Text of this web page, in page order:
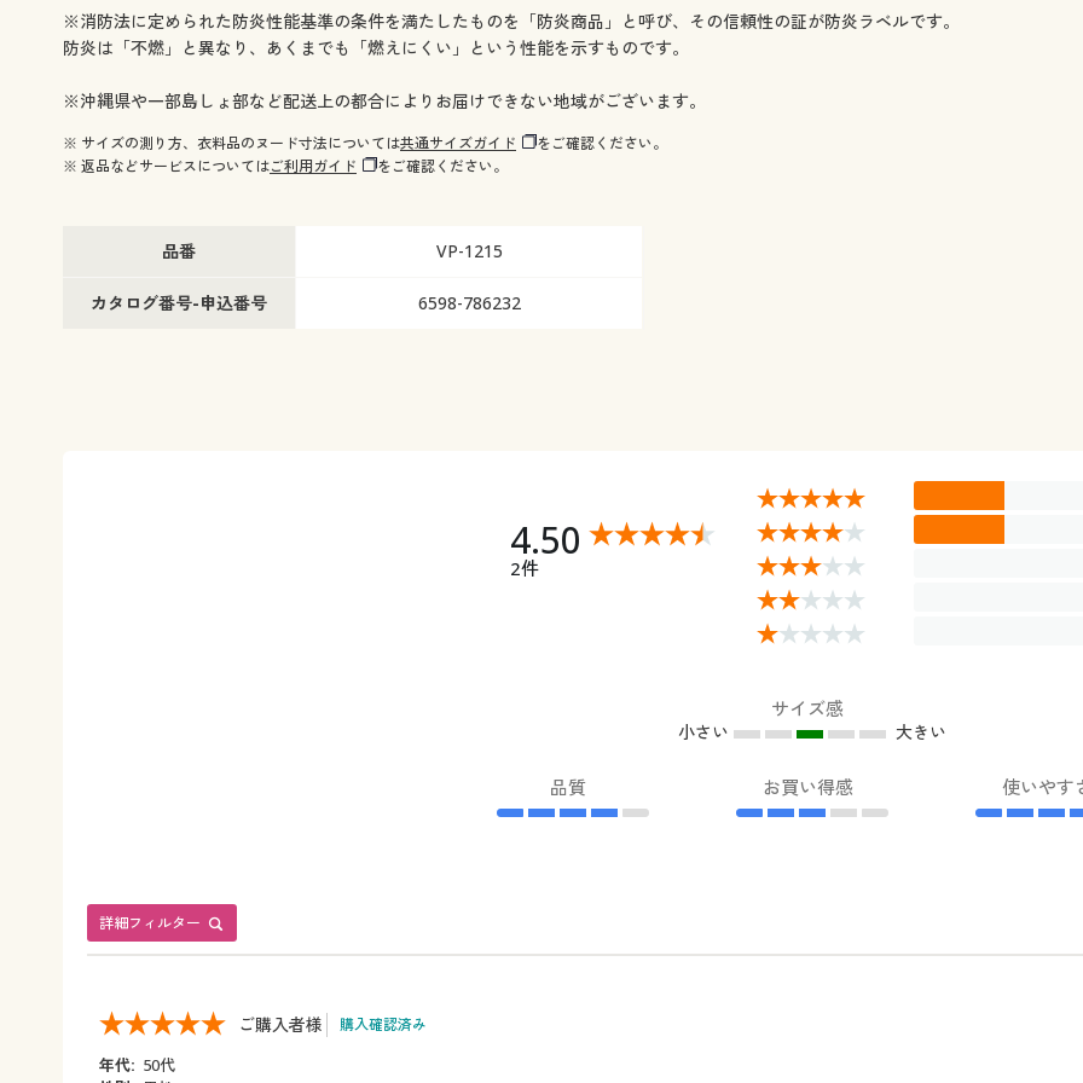
※消防法に定められた防炎性能基準の条件を満たしたものを「防炎商品」と呼び、その信頼性の証が防炎ラベルです。
防炎は「不燃」と異なり、あくまでも「燃えにくい」という性能を示すものです。
※沖縄県や一部島しょ部など配送上の都合によりお届けできない地域がございます。
※ サイズの測り方、衣料品のヌード寸法については共通サイズガイド
をご確認ください。
※ 返品などサービスについてはご利用ガイド をご確認ください。
品番 VP-1215
カタログ番号-申込番号 6598-786232
4.50
2件
サイズ感
小さい 大きい
品質 お買い得感 使いやす
詳細フィルター
ご購入者様 購入確認済み
年代: 50代